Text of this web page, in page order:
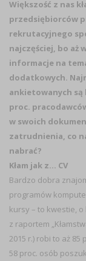
Większość z nas
przedsiębiorców
rekrutacyjnego
najczęściej, bo aż
informacje na
dodatkowych.
ankietowanych są
proc.
w swoich
zatrudnienia, co
nabrać?
Kłam jak z… CV
Bardzo dobra
programów
kursy – to kwestie, o
z raportem
2015 r.) robi to aż
58 proc. osób